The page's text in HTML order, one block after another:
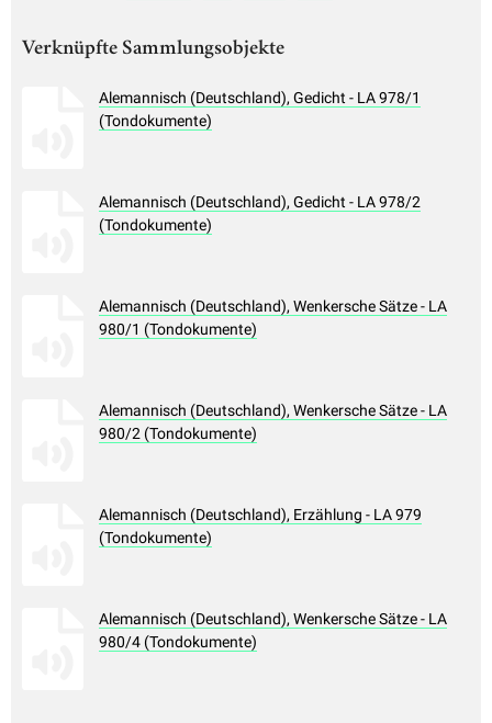
Verknüpfte Sammlungsobjekte
Alemannisch (Deutschland), Gedicht - LA 978/1
(Tondokumente)
Alemannisch (Deutschland), Gedicht - LA 978/2
(Tondokumente)
Alemannisch (Deutschland), Wenkersche Sätze - LA
980/1 (Tondokumente)
Alemannisch (Deutschland), Wenkersche Sätze - LA
980/2 (Tondokumente)
Alemannisch (Deutschland), Erzählung - LA 979
(Tondokumente)
Alemannisch (Deutschland), Wenkersche Sätze - LA
980/4 (Tondokumente)